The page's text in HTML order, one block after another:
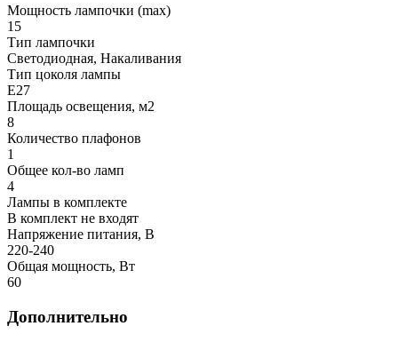
Мощность лампочки (max)
15
Тип лампочки
Светодиодная, Накаливания
Тип цоколя лампы
E27
Площадь освещения, м2
8
Количество плафонов
1
Общее кол-во ламп
4
Лампы в комплекте
В комплект не входят
Напряжение питания, В
220-240
Общая мощность, Вт
60
Дополнительно